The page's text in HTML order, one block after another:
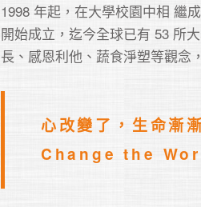
1998 年起，在大學校園中相 繼
開始成立，迄今全球已有 53 所
長、感恩利他、蔬食淨塑等觀念
心改變了，生命